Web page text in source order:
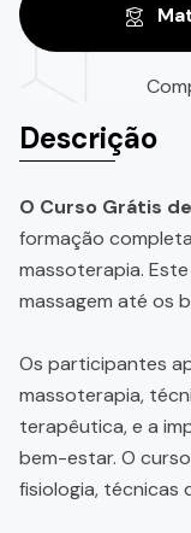
Descrição
O Curso Grátis
formação
massoterapia.
massagem até os
Os participantes
massoterapia,
terapêutica, e a
bem-estar. O
fisiologia, técnicas